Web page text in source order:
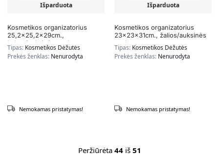
Išparduota
Kosmetikos organizatorius
25,2×25,2x29cm.,
baltos/auksinės spalvos
Tipas: Kosmetikos Dėžutės
Prekės ženklas: Nenurodyta
Nemokamas pristatymas!
Išparduota
Kosmetikos organizatorius
23x23x31cm., žalios/auksinės
spalvos
Tipas: Kosmetikos Dėžutės
Prekės ženklas: Nenurodyta
Nemokamas pristatymas!
Peržiūrėta 44iš 51